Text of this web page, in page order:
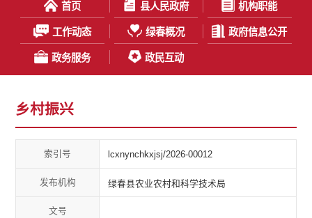
首页 县人民政府 机构职能
工作动态 绿春概况 政府信息公开
政务服务 政民互动
乡村振兴
索引号 lcxnynchkxjsj/2026-00012
发布机构 绿春县农业农村和科学技术局
文号